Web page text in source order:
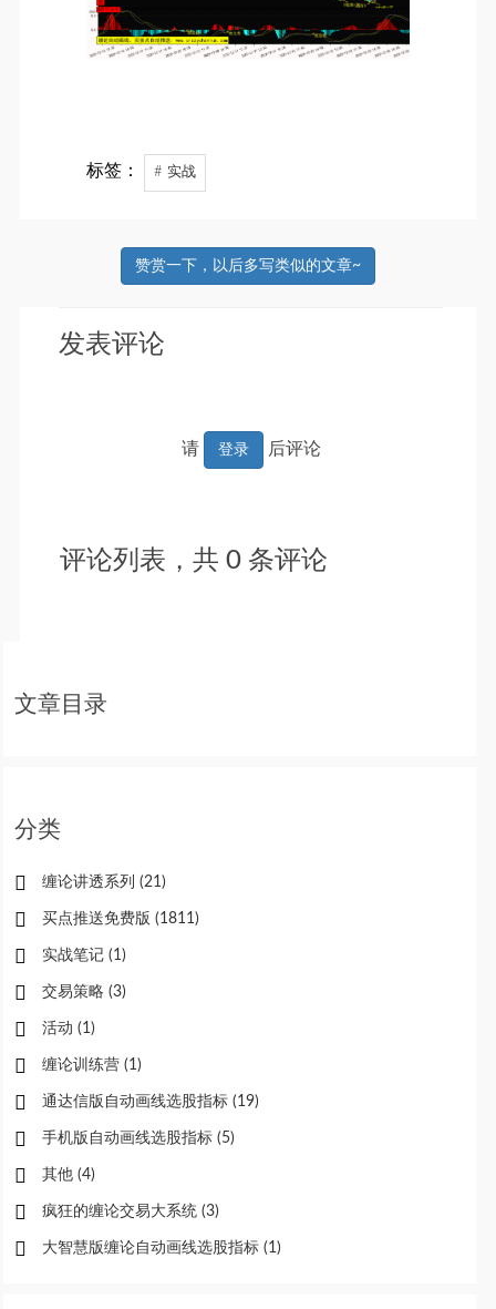
标签： # 实战
赞赏一下，以后多写类似的文章~
发表评论
请 登录 后评论
评论列表，共 0条评论
文章目录
分类
缠论讲透系列 (21)
买点推送免费版 (1811)
实战笔记 (1)
交易策略 (3)
活动 (1)
缠论训练营 (1)
通达信版自动画线选股指标 (19)
手机版自动画线选股指标 (5)
其他 (4)
疯狂的缠论交易大系统 (3)
大智慧版缠论自动画线选股指标 (1)